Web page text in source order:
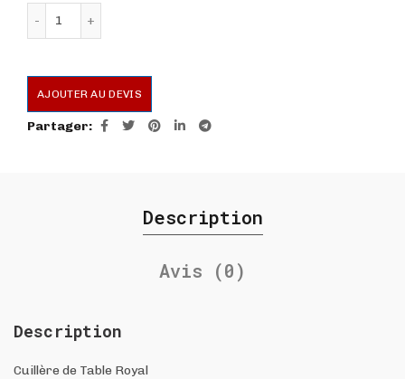
AJOUTER AU DEVIS
Partager
Description
Avis (0)
Description
Cuillère de Table Royal